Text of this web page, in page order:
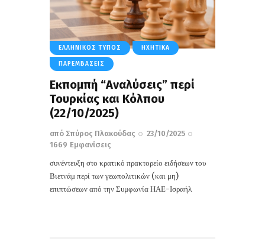
ΕΛΛΗΝΙΚΌΣ ΤΎΠΟΣ ΗΧΗΤΙΚΆ
ΠΑΡΕΜΒΆΣΕΙΣ
Eκπομπή “Αναλύσεις” περί
Τουρκίας και Κόλπου
(22/10/2025)
από Σπύρος Πλακούδας
23/10/2025
1669 Εμφανίσεις
συνέντευξη στο κρατικό πρακτορείο ειδήσεων του
Βιετνάμ περί των γεωπολιτικών (και μη)
επιπτώσεων από την Συμφωνία ΗΑΕ-Ισραήλ